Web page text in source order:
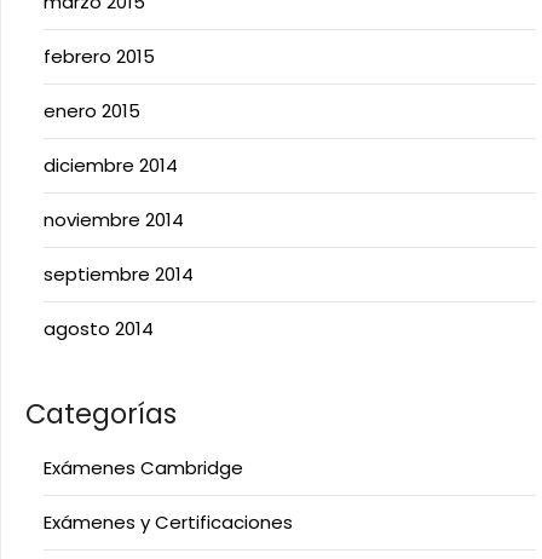
febrero 2015
enero 2015
diciembre 2014
noviembre 2014
septiembre 2014
agosto 2014
Categorías
Exámenes Cambridge
Exámenes y Certificaciones